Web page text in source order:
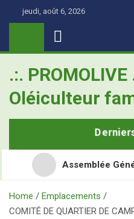
jeudi, août 6, 2026
.:.
Oléiculteur
Assemblée
Retour en images sur
Home
Emplacements
COMITÉ DE QUARTIER DE